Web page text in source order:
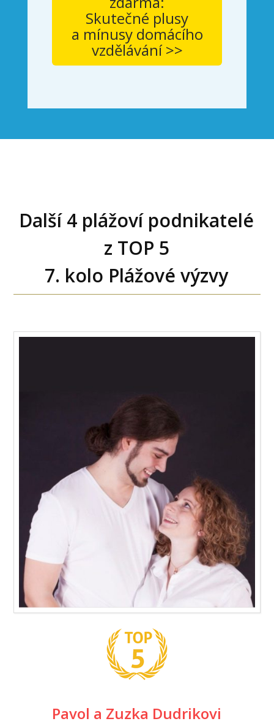
Skutečné plusy
a mínusy domácího
vzdělávání >>
Další 4 plážoví podnikatelé
z TOP 5
7. kolo Plážové výzvy
Pavol a Zuzka Dudrikovi